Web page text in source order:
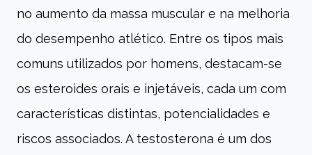
no aumento da massa muscular e na melhoria
do desempenho atlético. Entre os tipos mais
comuns utilizados por homens, destacam-se
os esteroides orais e injetáveis, cada um com
características distintas, potencialidades e
riscos associados. A testosterona é um dos